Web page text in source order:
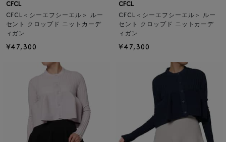
CFCL
CFCL＜シーエフシーエル＞ ルー
セント クロップド ニットカーデ
ィガン
¥47,300
CFCL
CFCL＜シーエフシーエル＞ ルー
セント クロップド ニットカーデ
ィガン
¥47,300